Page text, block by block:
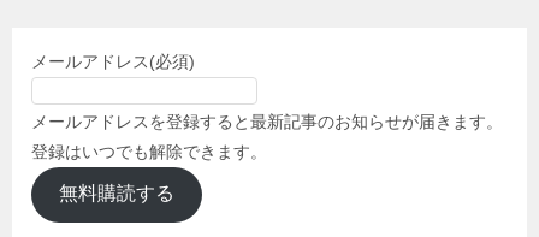
メールアドレス(必須)
メールアドレスを登録すると最新記事のお知らせが届きます。
登録はいつでも解除できます。
無料購読する